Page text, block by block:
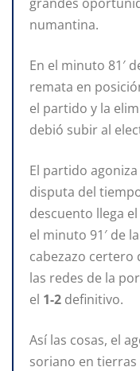
numantina.
En el minuto 81′
remata en
el partido y la
debió subir al
El partido
disputa del
descuento llega
el minuto 91′ de
cabezazo certero
las redes de la
el 1-2 definitivo.
Así las cosas, el
soriano en